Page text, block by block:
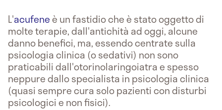
L'acufeneè un fastidio che è stato oggetto di
molte terapie, dall'antichità ad oggi, alcune
danno benefici, ma, essendo centrate sulla
psicologia clinica (o sedativi) non sono
praticabili dall'otorinolaringoiatra e spesso
neppure dallo specialista in psicologia clinica
(quasi sempre cura solo pazienti con disturbi
psicologici e non fisici).